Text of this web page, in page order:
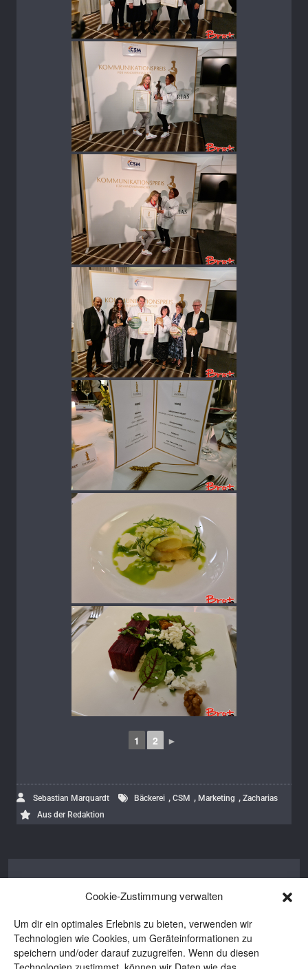
Cookie-Zustimmung verwalten
Um dir ein optimales Erlebnis zu bieten, verwenden wir
Technologien wie Cookies, um Geräteinformationen zu
speichern und/oder darauf zuzugreifen. Wenn du diesen
1 2 ►
Sebastian Marquardt Bäckerei , CSM , Marketing , Zacharias
Aus der Redaktion
BROTpro. Aus Notwehr fing er mit dem
Selberbacken an. Aus anfänglicher
Begeisterung wurde tiefes Interesse an